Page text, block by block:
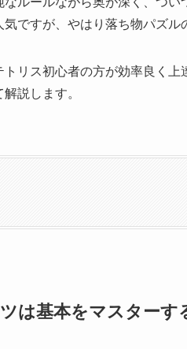
気ですが、やはり落ち物パズル
トリス初心者の方が効率良く
説します。
は基本をマスターす